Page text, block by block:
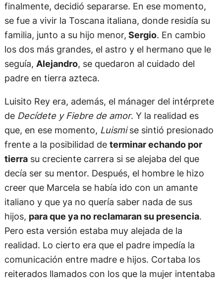
finalmente, decidió separarse. En ese momento,
se fue a vivir la Toscana italiana, donde residía su
familia, junto a su hijo menor, Sergio. En cambio
los dos más grandes, el astro y el hermano que le
seguía, Alejandro, se quedaron al cuidado del
padre en tierra azteca.
Luisito Rey era, además, el mánager del intérprete
de Decídete y Fiebre de amor. Y la realidad es
que, en ese momento, Luismise sintió presionado
frente a la posibilidad de terminar echando por
tierrasu creciente carrera si se alejaba del que
decía ser su mentor. Después, el hombre le hizo
creer que Marcela se había ido con un amante
italiano y que ya no quería saber nada de sus
hijos, para que ya no reclamaran su presencia.
Pero esta versión estaba muy alejada de la
realidad. Lo cierto era que el padre impedía la
comunicación entre madre e hijos. Cortaba los
reiterados llamados con los que la mujer intentaba